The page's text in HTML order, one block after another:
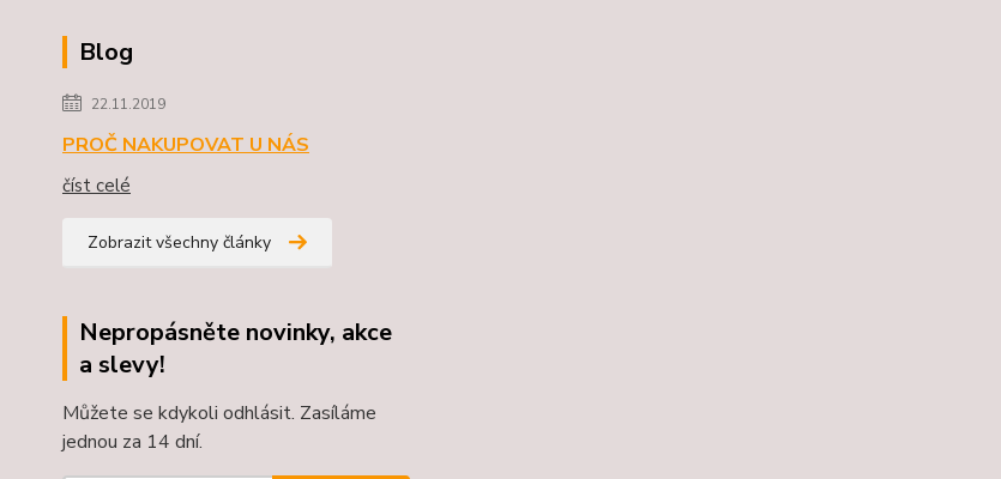
Blog
22.11.2019
PROČ NAKUPOVAT U NÁS
číst celé
Zobrazit všechny články
Nepropásněte novinky, akce
a slevy!
Můžete se kdykoli odhlásit. Zasíláme
jednou za 14 dní.